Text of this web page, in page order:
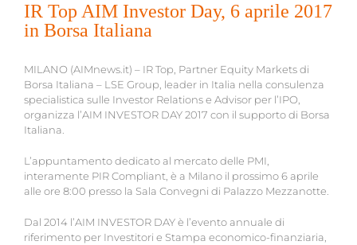
IR Top AIM Investor Day, 6 aprile 2017
in Borsa Italiana
MILANO (AIMnews.it) – IR Top, Partner Equity Markets di
Borsa Italiana – LSE Group, leader in Italia nella consulenza
specialistica sulle Investor Relations e Advisor per l’IPO,
organizza l’AIM INVESTOR DAY 2017 con il supporto di Borsa
Italiana.
L’appuntamento dedicato al mercato delle PMI,
interamente PIR Compliant, è a Milano il prossimo 6 aprile
alle ore 8:00 presso la Sala Convegni di Palazzo Mezzanotte.
Dal 2014 l’AIM INVESTOR DAY è l’evento annuale di
riferimento per Investitori e Stampa economico-finanziaria,